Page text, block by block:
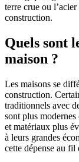
terre crue ou
construction.
Quels sont
maison ?
Les maisons se
construction.
traditionnels avec
sont plus
et matériaux plus
à leurs grandes
cette dépense au fil